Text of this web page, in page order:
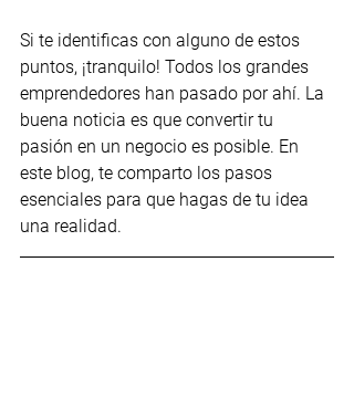
Si te identificas con alguno de estos
puntos, ¡tranquilo! Todos los grandes
emprendedores han pasado por ahí. La
buena noticia es que convertir tu
pasión en un negocio es posible. En
este blog, te comparto los pasos
esenciales para que hagas de tu idea
una realidad.